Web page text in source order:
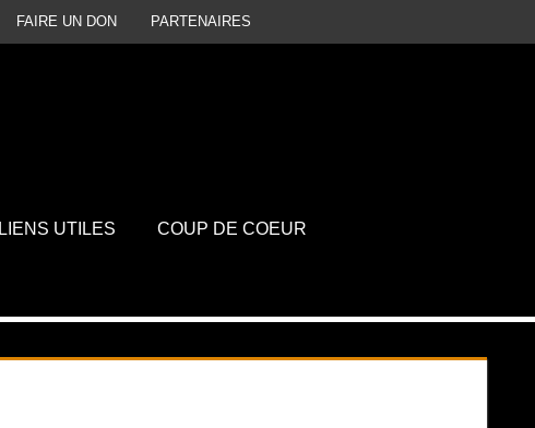
FAIRE UN DON PARTENAIRES
LIENS UTILES COUP DE COEUR